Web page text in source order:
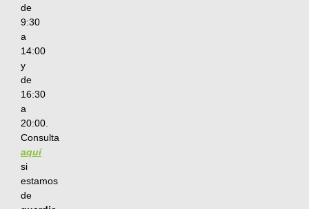
de
9:30
a
14:00
y
de
16:30
a
20:00.
Consulta
aquí
si
estamos
de